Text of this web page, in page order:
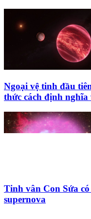
Ngoại vệ tinh đầu
thức cách định
Tinh vân Con Sứa
supernova